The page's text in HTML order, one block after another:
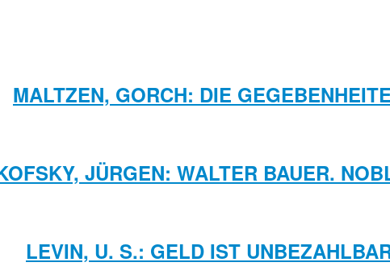
MALTZEN, GORCH: DIE
JÜRGEN: WALTER BAUER.
LEVIN, U. S.: GELD IST